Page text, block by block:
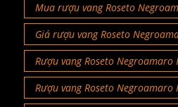
Mua rượu vang Roseto
Giá rượu vang Roseto
Rượu vang Roseto
Rượu vang Roseto Negroamaro